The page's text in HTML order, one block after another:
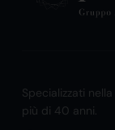
Specializzati
più di 40 anni.